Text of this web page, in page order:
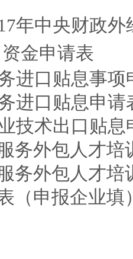
年中央财政
金申请表
进口贴息事项
进口贴息申请
技术出口贴息
务外包人才培
务外包人才培
（申报企业填